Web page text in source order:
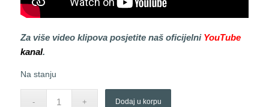
Za više video klipova posjetite naš oficijelni YouTube
kanal.
Na stanju
Dodaj u korpu